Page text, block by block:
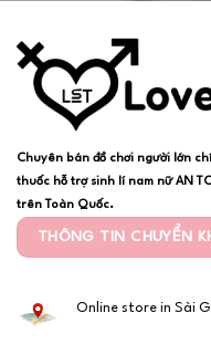
Chuyên bán đồ chơi người lớn
thuốc hỗ trợ sinh lí nam nữ AN
trên Toàn Quốc.
THÔNG TIN CHUYỂN
Online store in Sài